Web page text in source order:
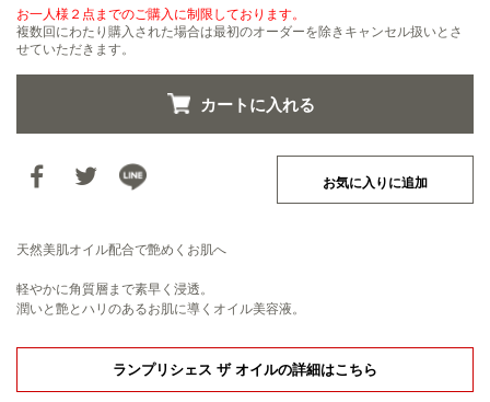
お一人様２点までのご購入に制限しております。
複数回にわたり購入された場合は最初のオーダーを除きキャンセル扱いとさ
せていただきます。
お気に入りに追加
天然美肌オイル配合で艶めくお肌へ
軽やかに角質層まで素早く浸透。
潤いと艶とハリのあるお肌に導くオイル美容液。
ランプリシェス ザ オイルの詳細はこちら